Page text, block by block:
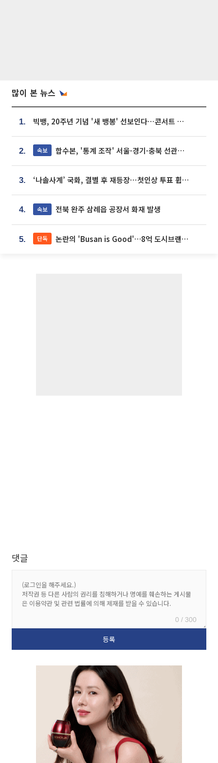
많이 본 뉴스
1. 빅뱅, 20주년 기념 '새 뱅봉' 선보인다⋯콘서트 앞두고 팝업 개최
2. 속보 합수본, '통계 조작' 서울·경기·충북 선관위 등 추가 압수수색
3. ‘나솔사계’ 국화, 결별 후 재등장⋯첫인상 투표 휩쓸고 ‘인기녀’ 등극
4. 속보 전북 완주 삼례읍 공장서 화재 발생
5. 단독 논란의 'Busan is Good'…8억 도시브랜드, 용산 대통령실 CI 업체가 수행
댓글
0 / 300